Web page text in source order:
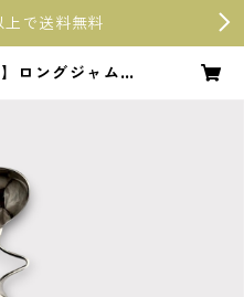
で送料無料
ロングジャムス